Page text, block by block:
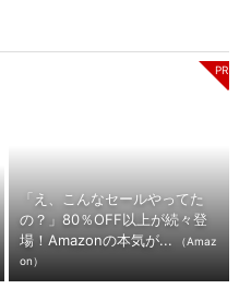
「え、こんなセールやってた
の？」80％OFF以上が続々登
場！Amazonの本気が...
（Amaz
on）